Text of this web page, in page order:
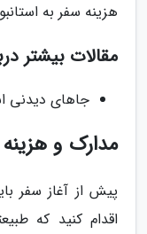
هزینه سفر به
مقالات بیشتر
جاهای دیدنی
مدارک و
پیش از آغاز سفر
اقدام کنید که